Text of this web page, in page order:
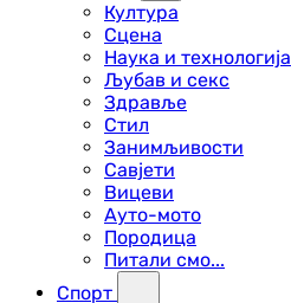
Култура
Сцена
Наука и технологија
Љубав и секс
Здравље
Стил
Занимљивости
Савјети
Вицеви
Ауто-мото
Породица
Питали смо...
Спорт